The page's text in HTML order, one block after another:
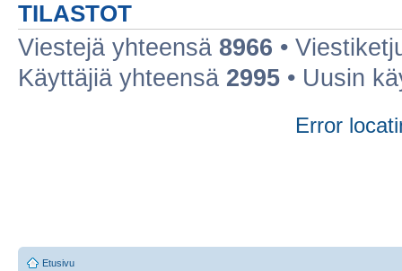
TILASTOT
Viestejä yhteensä 8966 •
Käyttäjiä yhteensä 2995 • Uusin
Error
Etusivu